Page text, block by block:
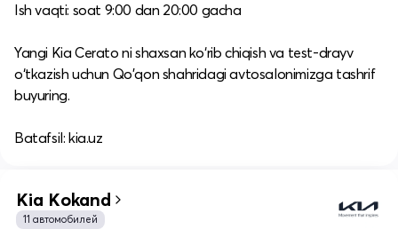
Ish vaqti: soat 9:00 dan 20:00 gacha​
Yangi Kia Cerato ni shaxsan ko‘rib chiqish va test-drayv
o‘tkazish uchun Qo'qon shahridagi avtosalonimizga tashrif
buyuring.​
Batafsil: kia.uz
Kia Kokand
11 автомобилей